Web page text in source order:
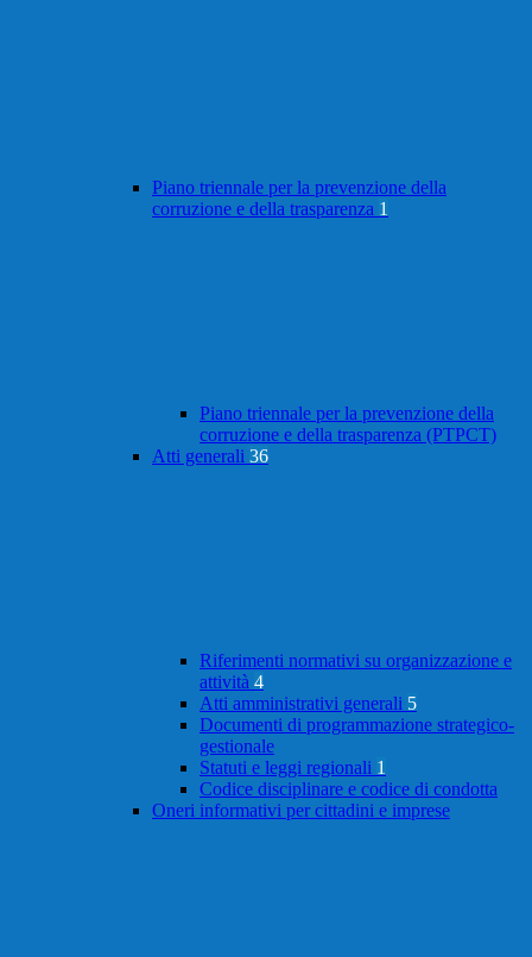
Piano triennale per la prevenzione della
corruzione e della trasparenza 1
Piano triennale per la prevenzione della
corruzione e della trasparenza (PTPCT)
Atti generali 36
Riferimenti normativi su organizzazione e
attività 4
Atti amministrativi generali 5
Documenti di programmazione strategico-
gestionale
Statuti e leggi regionali 1
Codice disciplinare e codice di condotta
Oneri informativi per cittadini e imprese